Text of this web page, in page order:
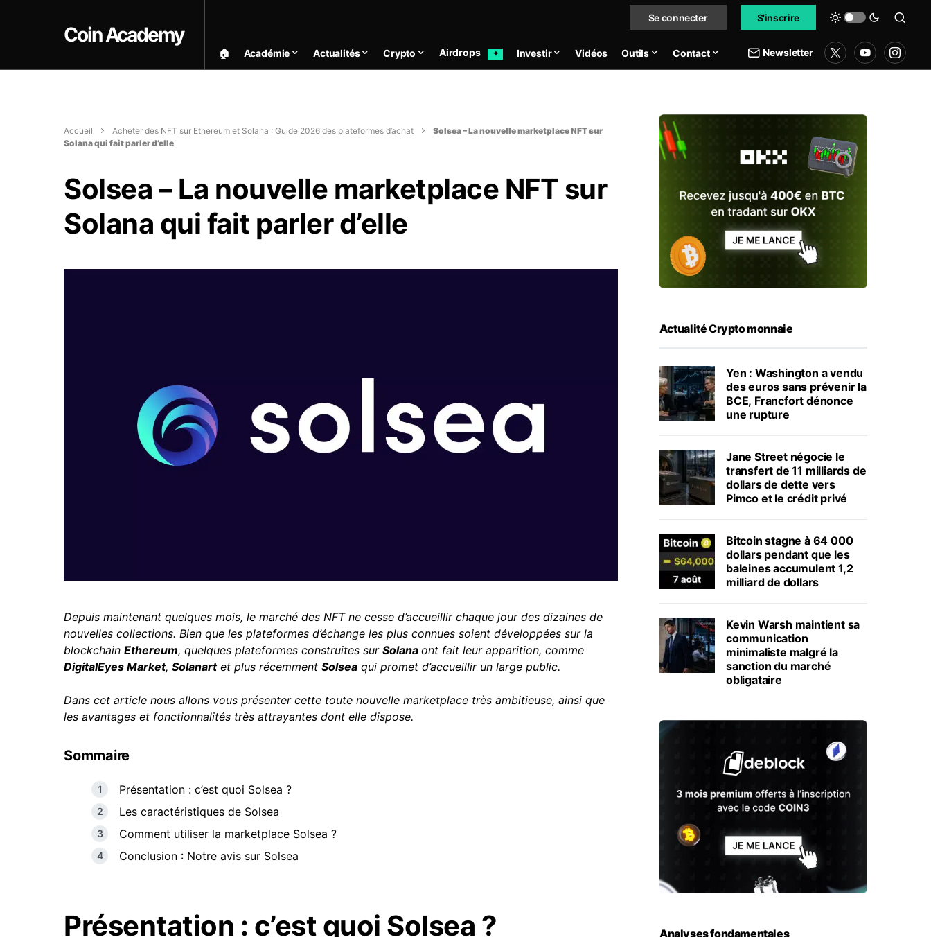
Coin Academy
Se connecter S'inscrire
🏠︎ Académie Actualités Crypto Airdrops ✦ Investir Vidéos Outils Contact Newsletter
Accueil Acheter des NFT sur Ethereum et Solana : Guide 2026 des plateformes d’achat
Solsea – La nouvelle marketplace NFT sur
Solana qui fait parler d’elle
Solsea – La nouvelle marketplace NFT sur
Solana qui fait parler d’elle
Depuis maintenant quelques mois, le marché des NFT ne cesse d’accueillir chaque jour des dizaines de
nouvelles collections. Bien que les plateformes d’échange les plus connues soient développées sur la
blockchain Ethereum, quelques plateformes construites sur Solana ont fait leur apparition, comme
DigitalEyes Market, Solanart et plus récemment Solsea qui promet d’accueillir un large public.
Dans cet article nous allons vous présenter cette toute nouvelle marketplace très ambitieuse, ainsi que
les avantages et fonctionnalités très attrayantes dont elle dispose.
Sommaire
Présentation : c’est quoi Solsea ?
Les caractéristiques de Solsea
Comment utiliser la marketplace Solsea ?
Conclusion : Notre avis sur Solsea
Présentation : c’est quoi Solsea ?
Actualité Crypto monnaie
Yen : Washington a vendu
des euros sans prévenir la
BCE, Francfort dénonce
une rupture
Jane Street négocie le
transfert de 11 milliards de
dollars de dette vers
Pimco et le crédit privé
Bitcoin stagne à 64 000
dollars pendant que les
baleines accumulent 1,2
milliard de dollars
Kevin Warsh maintient sa
communication
minimaliste malgré la
sanction du marché
obligataire
Analyses fondamentales